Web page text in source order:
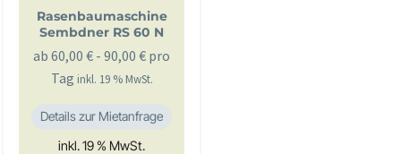
Rasenbaumaschine
Sembdner RS 60 N
ab 60,00 € - 90,00 € pro
Tag inkl. 19 % MwSt.
Details zur Mietanfrage
inkl. 19 % MwSt.